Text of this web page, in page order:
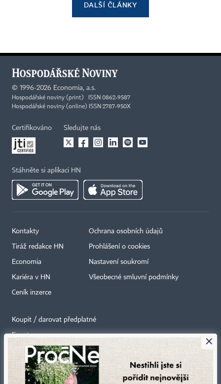
DALŠÍ ČLÁNKY
© 1996-2026 Economia, a.s.
Hospodářské noviny (print) ISSN 0862-9587
Hospodářské noviny (online) ISSN 2787-950X
Certifikováno Sledujte nás
Stáhněte si aplikaci HN
Kontakty
Tiráž redakce HN
Economia
Kariéra v HN
Ceník inzerce
Ochrana osobních údajů
Prohlášení o cookies
Nastavení soukromí
Všeobecné smluvní podmínky
Koupit / darovat předplatné
Eventy
Newslettery
RSS kanály
×